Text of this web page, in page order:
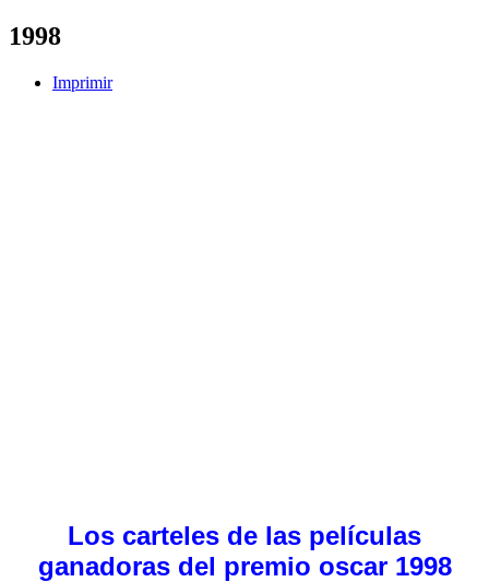
1998
Imprimir
Los carteles de las películas
ganadoras del premio oscar 1998